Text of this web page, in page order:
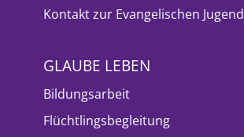
Kontakt zur Evangelischen Jugend
GLAUBE LEBEN
Bildungsarbeit
Flüchtlingsbegleitung